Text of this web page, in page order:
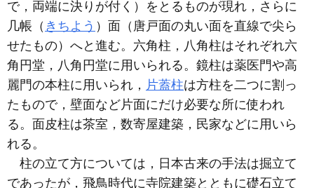
で，両端に決りが付く）をとるものが現れ，さらに
几帳（ きちよう ）面（唐戸面の丸い面を直線で尖ら
せたもの）へと進む。六角柱，八角柱はそれぞれ六
角円堂，八角円堂に用いられる。鏡柱は薬医門や高
麗門の本柱に用いられ， 片蓋柱は方柱を二つに割っ
たもので，壁面など片面にだけ必要な所に使われ
る。面皮柱は茶室，数寄屋建築，民家などに用いら
れる。
柱の立て方については，日本古来の手法は掘立て
であったが，飛鳥時代に寺院建築とともに礎石立て